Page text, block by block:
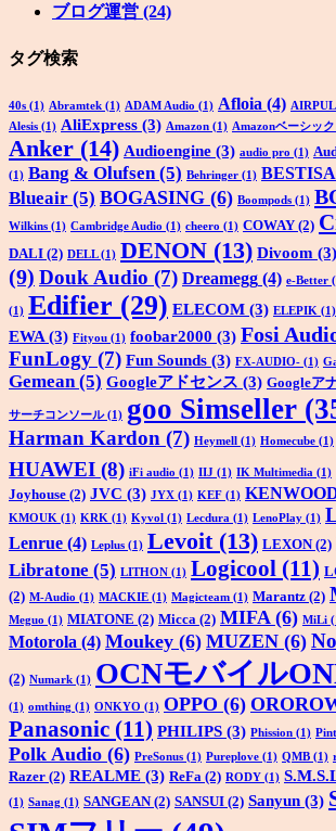
ブログ運営 (24)
タグ検索
40s (1) Abramtek (1) ADAM Audio (1) Afloia (4)
Alesis (1) AliExpress (3) Amazon (1) Amazonベーシック
Anker (14) Audioengine (3) audio pro (1)
(1) Bang & Olufsen(5) Behringer (1)
Blueair (5) BOGASING (6) Boompods (1)
Wilkins (1) Cambridge Audio (1) cheero (1) COWAY (2)
DALI (2) DELL(1) DENON (13) Divoom (3)
(9) Douk Audio (7) Dreamegg (4) e-Better
(1) Edifier (29) ELECOM (3) ELEPIK (1)
EWA (3) Fityou (1) foobar2000 (3) Fosi
FunLogy (7) Fun Sounds (3) FX-AUDIO- (1)
Gemean(5) Googleアドセンス (3) Googleア
サーチコンソール(1) goo Simseller
Harman Kardon (7) Heymell (1) Homecube (1)
HUAWEI (8) iFi audio (1) IIJ (1) IK Multimedia (1)
Joyhouse (2) JVC (3) JYX (1) KEF (1)
KMOUK (1) KRK (1) Kyvol (1) Lecdura (1) LenoPlay (1)
Lenrue (4) Leplus (1) Levoit(13) LEXON(2)
Libratone (5) LITHON (1) Logicool (11)
(2) M-Audio (1) MACKIE (1) Magicteam (1) Marantz (2)
Meguo (1) MIATONE (2) Micca (2) MIFA (6) MiLi
Motorola (4) Moukey (6) MUZEN (6)
(2) Numark (1) OCNモバイル
(1) omthing (1) ONKYO (1) OPPO (6)
Panasonic (11) PHILIPS (3) Phission (1)
Polk Audio (6) PreSonus (1) Pureplove (1) QMB (1)
Razer (2) REALME (3) ReFa (2) RODY (1)
(1) Sanag (1) SANGEAN(2) SANSUI (2) Sanyun (3)